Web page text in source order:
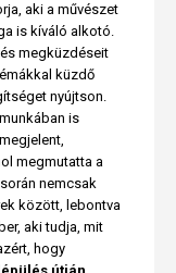
aki a művészet
is kíváló alkotó.
megküzdéseit
küzdő
nyújtson.
is
megmutatta a
nemcsak
között, lebontva
aki tudja, mit
hogy